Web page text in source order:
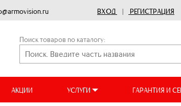
ВХОД | РЕГИСТРАЦИЯ
Поиск товаров по каталогу:
АКЦИИ УСЛУГИ ГАРАНТИЯ И